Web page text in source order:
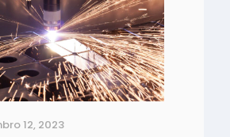
12, 2023